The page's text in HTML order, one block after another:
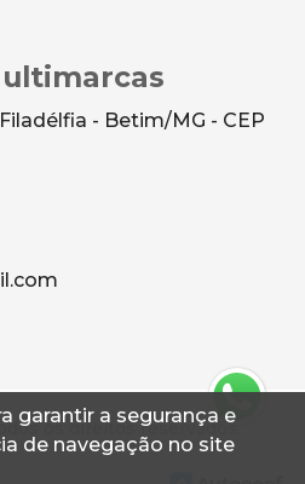
garantir a segurança e
de navegação no site
- Betim/MG - CEP
os direitos reservados.